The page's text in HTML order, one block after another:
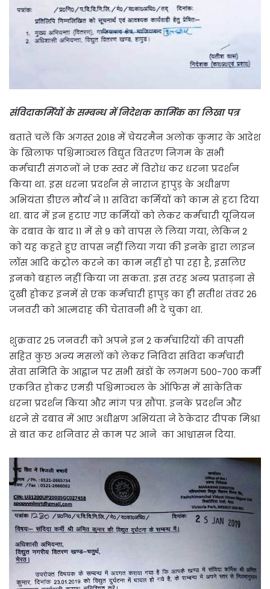
संविदाकर्मियों के सम्बन्ध में निदेशक कार्मिक का लिखा पत्र
बताते चलें कि अगस्त 2018 में चेयरमैन अलोक कुमार के आदेश
के खिलाफ पश्चिमाञ्चल विद्युत वितरण निगम के सभी
कर्मचारी संगठनों ने एक स्वर में विरोध कर धरना प्रदर्शन
किया था. इस धरना प्रदर्शन से नाराज हापुड़ के अधीक्षण
अभियंता डीएल मौर्य ने 11 संविदा कर्मियों को काम से हटा दिया
था. बाद में इन हटाए गए कर्मियों को लेकर कर्मचारी यूनियन
के दबाव के बाद 11 में से 9 को वापस ले लिया गया, लेकिन 2
को यह कहते हुए वापस नहीं लिया गया की इनके द्वारा लाइन
लॉस आदि कंट्रोल करने का काम नहीं हो पा रहा है, इसलिए
इनको बहाल नहीं किया जा सकता. इस तरह अन्य प्रताड़ना से
दुखी होकर इनमें से एक कर्मचारी हापुड़ का ही सतीश तंवर 26
जनवरी को आत्मदाह की चेतावनी भी दे चुका था.
शुक्रवार 25 जनवरी को अपने इन 2 कर्मचारियों की वापसी
सहित कुछ अन्य मसलों को लेकर निविदा संविदा कर्मचारी
सेवा समिति के आह्वान पर सभी खंडों के लगभग 500-700 कर्मी
एकत्रित होकर एमडी पश्चिमाञ्चल के ऑफिस में सांकेतिक
धरना प्रदर्शन किया और मांग पत्र सौंपा. इनके प्रदर्शन और
धरने से दबाव में आए अधीक्षण अभियंता ने ठेकेदार दीपक मिश्रा
से बात कर शनिवार से काम पर आने का आश्वासन दिया.